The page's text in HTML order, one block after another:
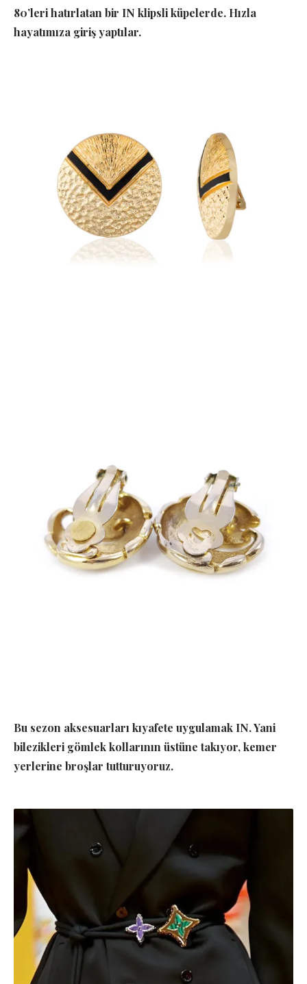
80’leri hatırlatan bir IN klipsli küpelerde. Hızla
hayatımıza giriş yaptılar.
Bu sezon aksesuarları kıyafete uygulamak IN. Yani
bilezikleri gömlek kollarının üstüne takıyor, kemer
yerlerine broşlar tutturuyoruz.